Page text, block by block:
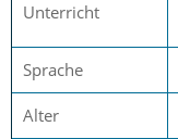
Unterricht
Sprache
Alter